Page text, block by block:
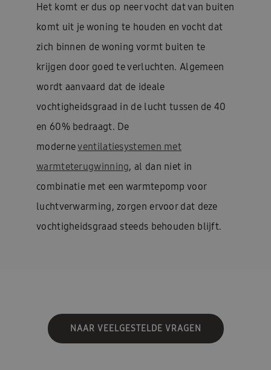
Het komt er dus op neer vocht dat van buiten
komt uit je woning te houden en vocht dat
zich binnen de woning vormt buiten te
krijgen door goed te verluchten. Algemeen
wordt aanvaard dat de ideale
vochtigheidsgraad in de lucht tussen de 40
en 60% bedraagt. De
moderneventilatiesystemen met
warmteterugwinning, al dan niet in
combinatie met een warmtepomp voor
luchtverwarming, zorgen ervoor dat deze
vochtigheidsgraad steeds behouden blijft.
NAAR VEELGESTELDE VRAGEN